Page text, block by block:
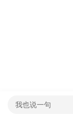
我也说一句